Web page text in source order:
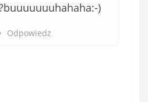
)
Odpowiedz